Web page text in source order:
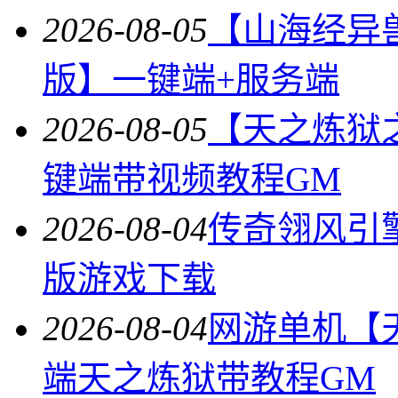
2026-08-05 【山海经
版】一键端+服务端
2026-08-05 【天之炼
键端带视频教程GM
2026-08-04传奇翎风引
版游戏下载
2026-08-04网游单机【
端天之炼狱带教程GM